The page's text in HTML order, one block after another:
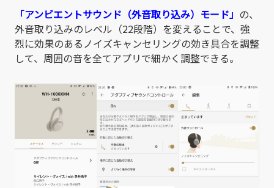
「アンビエントサウンド（外音取り込み）モード」 の、
外音取り込みのレベル（22段階）を変えることで、強
烈に効果のあるノイズキャンセリングの効き具合を調整
して、周囲の音を全てアプリで細かく調整できる。